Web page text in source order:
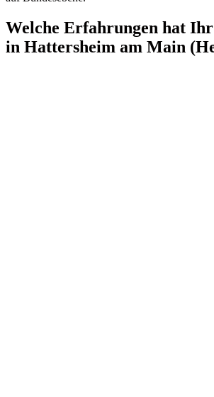
Welche Erfahrungen hat
in Hattersheim am Main